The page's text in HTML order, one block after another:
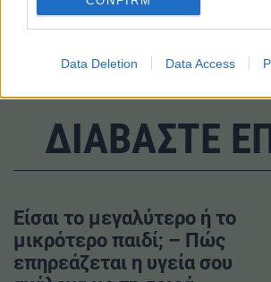
Data Deletion Data Access
#Καζίνος
#Μαρούσι
ΔΙΑΒΑΣΤΕ
Είσαι το μεγαλύτερο ή το
μικρότερο παιδί; – Πώς
επηρεάζεται η υγεία σου